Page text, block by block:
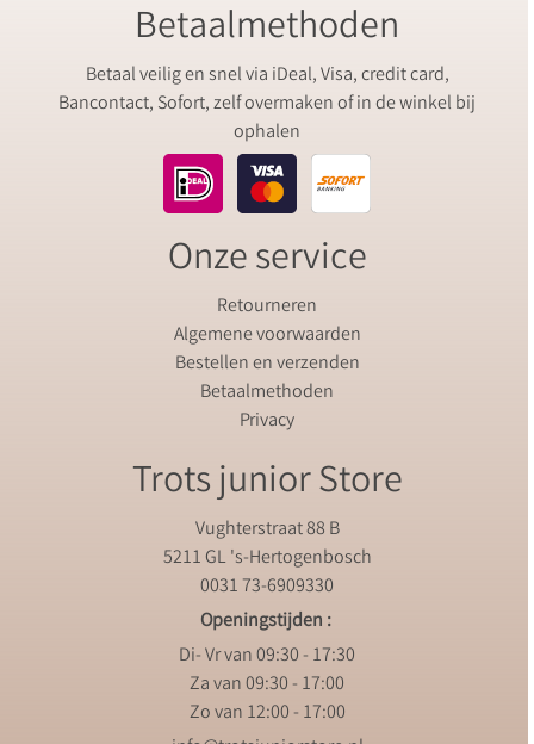
Betaalmethoden
Betaal veilig en snel via iDeal, Visa, credit card,
Bancontact, Sofort, zelf overmaken of in de winkel bij
ophalen
Onze service
Retourneren
Algemene voorwaarden
Bestellen en verzenden
Betaalmethoden
Privacy
Trots junior Store
Vughterstraat 88 B
5211 GL 's-Hertogenbosch
0031 73-6909330
Openingstijden :
Di- Vr van 09:30 - 17:30
Za van 09:30 - 17:00
Zo van 12:00 - 17:00